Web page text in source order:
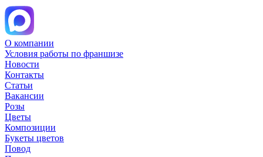
О компании
Условия работы по франшизе
Новости
Контакты
Статьи
Вакансии
Розы
Цветы
Композиции
Букеты цветов
Повод